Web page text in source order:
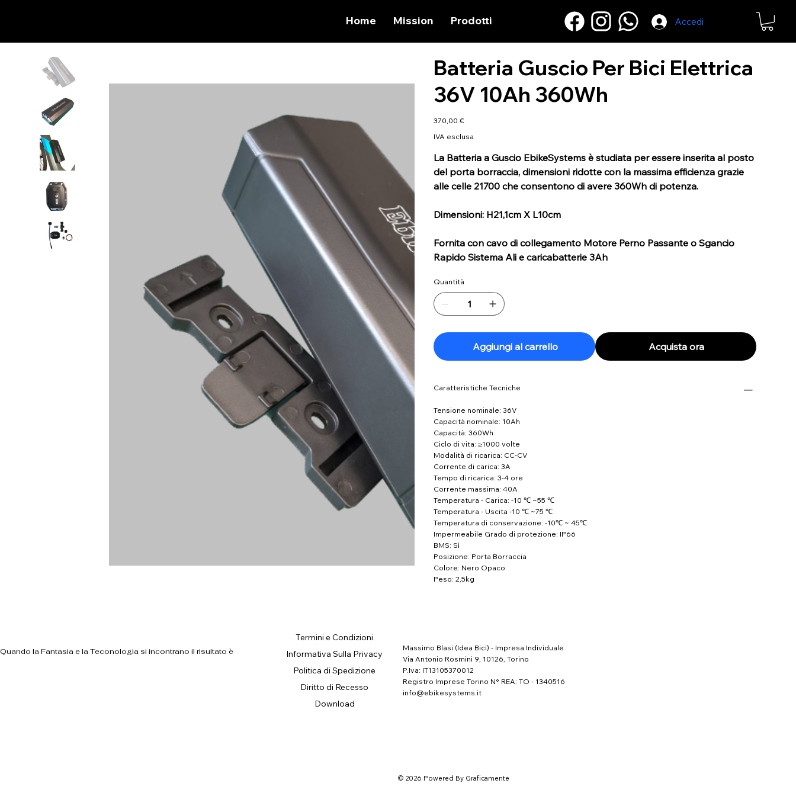
Home Mission Prodotti Accedi
Batteria Guscio Per Bici Elettrica
36V 10Ah 360Wh
Prezzo
370,00 €
IVA esclusa
La Batteria a Guscio EbikeSystems è studiata per essere inserita al posto
del porta borraccia, dimensioni ridotte con la massima efficienza grazie
alle celle 21700 che consentono di avere 360Wh di potenza.
Dimensioni: H21,1cm X L10cm
Fornita con cavo di collegamento Motore Perno Passante o Sgancio
Rapido Sistema Ali e caricabatterie 3Ah
Quantità
Aggiungi al carrello Acquista ora
Caratteristiche Tecniche
Tensione nominale: 36V
Capacità nominale: 10Ah
Capacità: 360Wh
Ciclo di vita: ≥1000 volte
Modalità di ricarica: CC-CV
Corrente di carica: 3A
Tempo di ricarica: 3-4 ore
Corrente massima: 40A
Temperatura - Carica: -10 ℃ ~55 ℃
Temperatura - Uscita -10 ℃ ~75 ℃
Temperatura di conservazione: -10℃ ~ 45℃
Impermeabile Grado di protezione: IP66
BMS: Sì
Posizione: Porta Borraccia
Colore: Nero Opaco
Peso: 2,5kg
Quando la Fantasia e la Teconologia si incontrano il risultato è
Termini e Condizioni
Informativa Sulla Privacy
Politica di Spedizione
Diritto di Recesso
Download
Massimo Blasi (Idea Bici) - Impresa Individuale
Via Antonio Rosmini 9, 10126, Torino
P.Iva: IT13105370012
Registro Imprese Torino N° REA: TO - 1340516
info@ebikesystems.it
© 2026 Powered By Graficamente